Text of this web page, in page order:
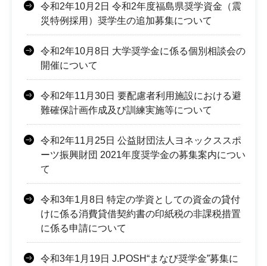
令和2年10月2日 令和2年度福島県奨学資金（震
災特例採用）奨学生の追加募集について
令和2年10月8日 大学奨学金に係る個別相談会の
開催について
令和2年11月30日 要配慮者利用施設における避
難確保計画作成及び訓練実施等について
令和2年11月25日 公益財団法人ヨネックススポ
ーツ振興財団 2021年度奨学金の募集案内につい
て
令和3年1月8日 特定の学資としての資金の貸付
けに係る消費貸借契約書の印紙税の非課税措置
に係る申請について
令和3年1月19日 J.POSH“まなび奨学金”募集に